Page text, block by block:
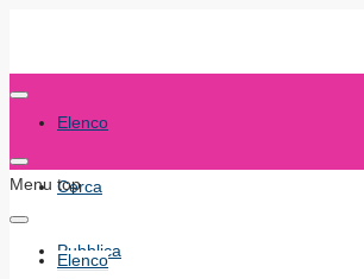
Elenco
Cerca
Pubblica
Menu top
Elenco